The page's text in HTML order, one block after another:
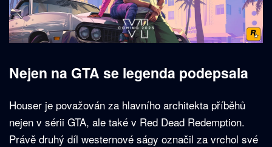
Nejen na GTA se legenda podepsala
Houser je považován za hlavního architekta příběhů
nejen v sérii GTA, ale také v Red Dead Redemption.
Právě druhý díl westernové ságy označil za vrchol své